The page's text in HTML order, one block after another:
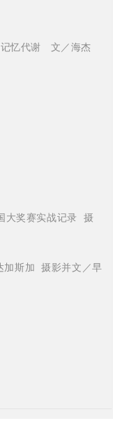
记忆代谢 文／海杰
大奖赛实战记录 摄
加斯加 摄影并文／早